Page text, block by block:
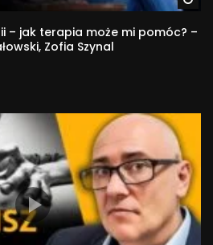
strefa-psyche
– jak terapia może mi pomóc? –
Zofia Szynal